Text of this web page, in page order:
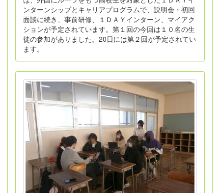
ンターンシップとキャリアプログラムで、説明会・初回
面談に続き、事前研修、１ＤＡＹインターン、マイアク
ションが予定されています。第１回の今回は１０名の生
徒の参加がありました。20日には第２回が予定されてい
ます。